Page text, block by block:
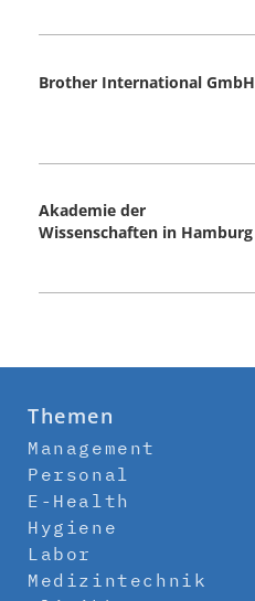
Brother International GmbH
Akademie der
Wissenschaften in Hamburg
Themen
Management
Personal
E-Health
Hygiene
Labor
Medizintechnik